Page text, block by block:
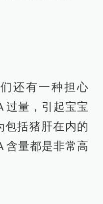
还有一种担心
过量，引起宝宝
包括猪肝在内的
含量都是非常高